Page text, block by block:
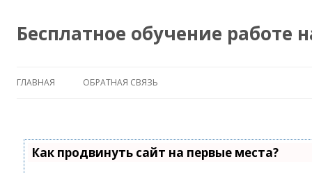
Бесплатное обучение работе
ГЛАВНАЯ ОБРАТНАЯ СВЯЗЬ
Как продвинуть сайт на первые места?